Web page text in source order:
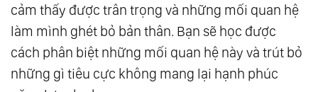
cảm thấy được trân trọng và những mối quan hệ
làm mình ghét bỏ bản thân. Bạn sẽ học được
cách phân biệt những mối quan hệ này và trút bỏ
những gì tiêu cực không mang lại hạnh phúc